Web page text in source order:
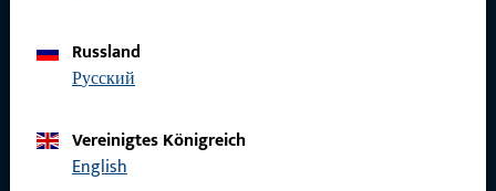
Russland
русский
Vereinigtes Königreich
English